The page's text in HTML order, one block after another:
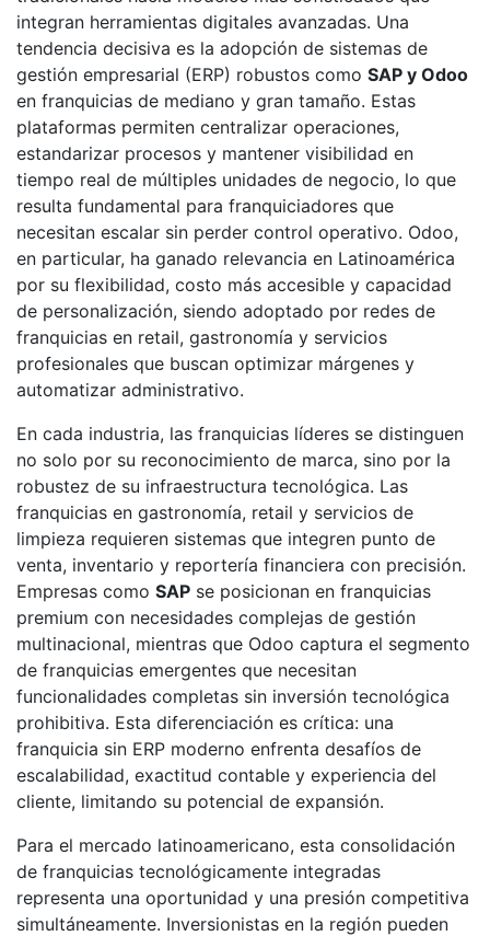
integran herramientas digitales avanzadas. Una
tendencia decisiva es la adopción de sistemas de
gestión empresarial (ERP) robustos como SAP y Odoo
en franquicias de mediano y gran tamaño. Estas
plataformas permiten centralizar operaciones,
estandarizar procesos y mantener visibilidad en
tiempo real de múltiples unidades de negocio, lo que
resulta fundamental para franquiciadores que
necesitan escalar sin perder control operativo. Odoo,
en particular, ha ganado relevancia en Latinoamérica
por su flexibilidad, costo más accesible y capacidad
de personalización, siendo adoptado por redes de
franquicias en retail, gastronomía y servicios
profesionales que buscan optimizar márgenes y
automatizar administrativo.
En cada industria, las franquicias líderes se distinguen
no solo por su reconocimiento de marca, sino por la
robustez de su infraestructura tecnológica. Las
franquicias en gastronomía, retail y servicios de
limpieza requieren sistemas que integren punto de
venta, inventario y reportería financiera con precisión.
Empresas como SAP se posicionan en franquicias
premium con necesidades complejas de gestión
multinacional, mientras que Odoo captura el segmento
de franquicias emergentes que necesitan
funcionalidades completas sin inversión tecnológica
prohibitiva. Esta diferenciación es crítica: una
franquicia sin ERP moderno enfrenta desafíos de
escalabilidad, exactitud contable y experiencia del
cliente, limitando su potencial de expansión.
Para el mercado latinoamericano, esta consolidación
de franquicias tecnológicamente integradas
representa una oportunidad y una presión competitiva
simultáneamente. Inversionistas en la región pueden